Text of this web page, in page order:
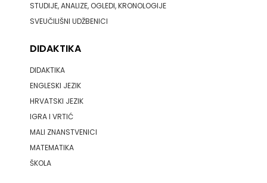
STUDIJE, ANALIZE, OGLEDI, KRONOLOGIJE
SVEUČILIŠNI UDŽBENICI
DIDAKTIKA
DIDAKTIKA
ENGLESKI JEZIK
HRVATSKI JEZIK
IGRA I VRTIĆ
MALI ZNANSTVENICI
MATEMATIKA
ŠKOLA